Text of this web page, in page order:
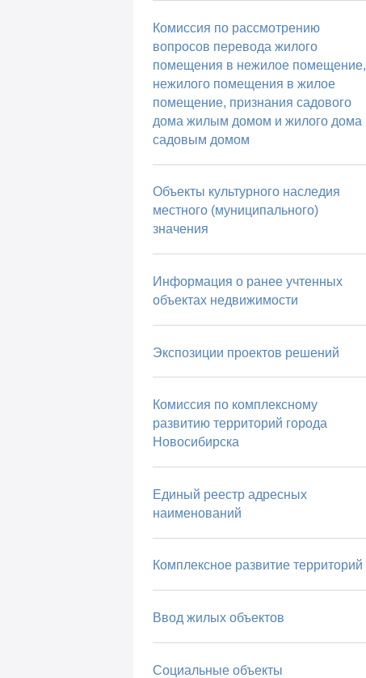
Комиссия по рассмотрению
вопросов перевода жилого
помещения в нежилое помещение,
нежилого помещения в жилое
помещение, признания садового
дома жилым домом и жилого дома
садовым домом
Объекты культурного наследия
местного (муниципального)
значения
Информация о ранее учтенных
объектах недвижимости
Экспозиции проектов решений
Комиссия по комплексному
развитию территорий города
Новосибирска
Единый реестр адресных
наименований
Комплексное развитие территорий
Ввод жилых объектов
Социальные объекты